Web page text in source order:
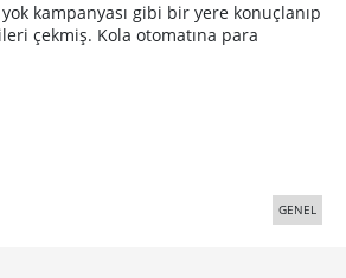
kampanyası gibi bir yere konuçlanıp
çekmiş. Kola otomatına para
GENEL